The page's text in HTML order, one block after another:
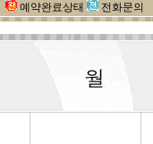
예약완료상태
전화문의